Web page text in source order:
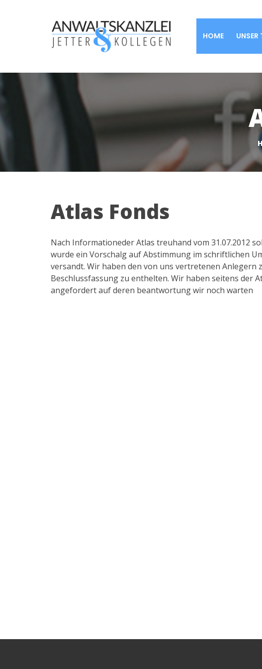
HOME UNSER
Atlas Fonds
Nach Informationeder Atlas treuhand vom 31.07.2012
wurde ein Vorschalg auf Abstimmung im schriftlichen
versandt. Wir haben den von uns vertretenen Anlegern
Beschlussfassung zu enthelten. Wir haben seitens der
angefordert auf deren beantwortung wir noch warten